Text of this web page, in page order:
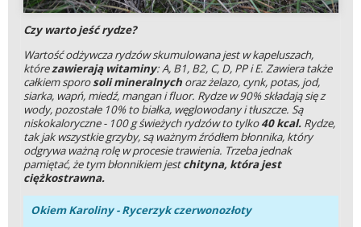
Czy warto jeść rydze?
Wartość odżywcza rydzów skumulowana jest w kapeluszach,
którezawierają witaminy: A, B1, B2, C, D, PP i E. Zawiera także
całkiem sporosoli mineralnychoraz żelazo, cynk, potas, jod,
siarka, wapń, miedź, mangan i fluor. Rydze w 90% składają się z
wody, pozostałe 10% to białka, węglowodany i tłuszcze. Są
niskokaloryczne - 100 g świeżych rydzów to tylko40 kcal.Rydze,
tak jak wszystkie grzyby, są ważnym źródłem błonnika, który
odgrywa ważną rolę w procesie trawienia. Trzeba jednak
pamiętać, że tym błonnikiem jestchityna, która jest
ciężkostrawna.
Okiem Karoliny - Rycerzyk czerwonozłoty